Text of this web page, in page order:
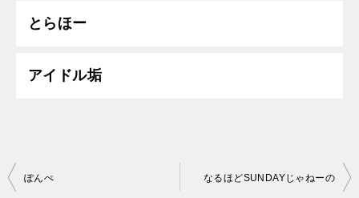
とらほー
アイドル垢
投
ぽんぺ なるほどSUNDAYじゃねーの